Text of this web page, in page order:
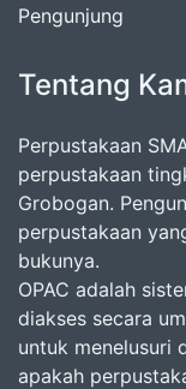
Pengunjung
Tentang
Perpustakaan
perpustakaan
Grobogan.
perpustakaan
bukunya.
OPAC adalah
diakses secara
untuk menelusuri
apakah